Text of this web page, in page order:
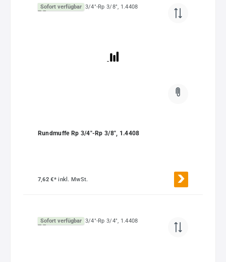
Sofort verfügbar
Rundmuffe Rp 3/4"-Rp 3/8", 1.4408
7,62 €*inkl. MwSt.
Sofort verfügbar